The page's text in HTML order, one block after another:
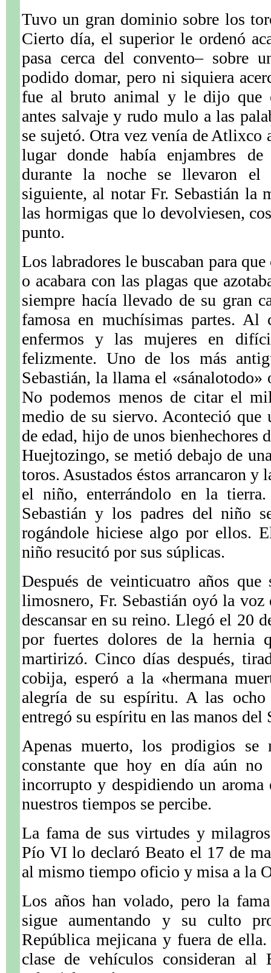
Tuvo un gran dominio sobre los
Cierto día, el superior le ordenó
pasa cerca del convento– sobre
podido domar, pero ni siquiera
fue al bruto animal y le dijo que
antes salvaje y rudo mulo a las
se sujetó. Otra vez venía de Atlixco
lugar donde había enjambres
durante la noche se llevaron
siguiente, al notar Fr. Sebastián la
las hormigas que lo devolviesen,
punto.
Los labradores le buscaban para
o acabara con las plagas que
siempre hacía llevado de su gran
famosa en muchísimas partes. Al
enfermos y las mujeres en
felizmente. Uno de los más
Sebastián, la llama el
No podemos menos de citar el
medio de su siervo. Aconteció que
de edad, hijo de unos bienhechores
Huejtozingo, se metió debajo de
toros. Asustados éstos arrancaron y
el niño, enterrándolo en la
Sebastián y los padres del niño
rogándole hiciese algo por ellos.
niño resucitó por sus súplicas.
Después de veinticuatro años
limosnero, Fr. Sebastián oyó la
descansar en su reino. Llegó el 20
por fuertes dolores de la hernia
martirizó. Cinco días después,
cobija, esperó a la «hermana
alegría de su espíritu. A las
entregó su espíritu en las manos del
Apenas muerto, los prodigios
constante que hoy en día aún no
incorrupto y despidiendo un
nuestros tiempos se percibe.
La fama de sus virtudes y
Pío VI lo declaró Beato el 17 de
al mismo tiempo oficio y misa a la
Los años han volado, pero la
sigue aumentando y su culto
República mejicana y fuera de
clase de vehículos consideran al